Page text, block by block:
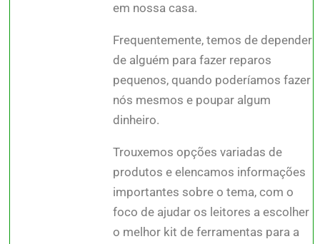
em nossa casa.
Frequentemente, temos de depender
de alguém para fazer reparos
pequenos, quando poderíamos fazer
nós mesmos e poupar algum
dinheiro.
Trouxemos opções variadas de
produtos e elencamos informações
importantes sobre o tema, com o
foco de ajudar os leitores a escolher
o melhor kit de ferramentas para a